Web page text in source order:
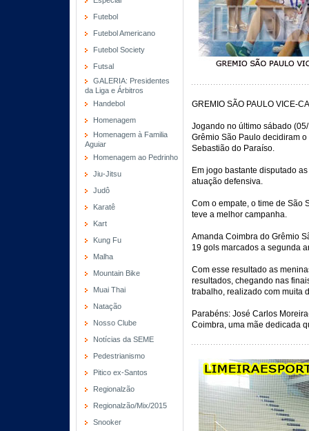
Futebol
Futebol Americano
Futebol Society
Futsal
GALERIA: Presidentes
da Liga e Árbitros
Handebol
Homenagem
Homenagem à Familia
Aguiar
Homenagem ao Pedrinho
Jiu-Jitsu
Judô
Karatê
Kart
Kung Fu
Malha
Mountain Bike
Muai Thai
Natação
Nosso Clube
Notícias da SEME
Pedestrianismo
Pitico ex-Santos
Regionalzão
Regionalzão/Mix/2015
Snooker
GREMIO SÃO PAULO VICE-
Jogando no último sábado
Grêmio São Paulo decidiram
Sebastião do Paraíso.
Em jogo bastante disputado
atuação defensiva.
Com o empate, o time de São
teve a melhor campanha.
Amanda Coimbra do Grêmio
19 gols marcados a segunda
Com esse resultado as
resultados, chegando nas
trabalho, realizado com muita
Parabéns: José Carlos
Coimbra, uma mãe dedicada